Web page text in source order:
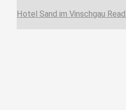
Hotel Sand im Vinschgau